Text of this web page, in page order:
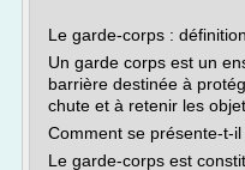
Le garde-corps : définition
Un garde corps est un
barrière destinée à
chute et à retenir les
Comment se présente-t-il
Le garde-corps est